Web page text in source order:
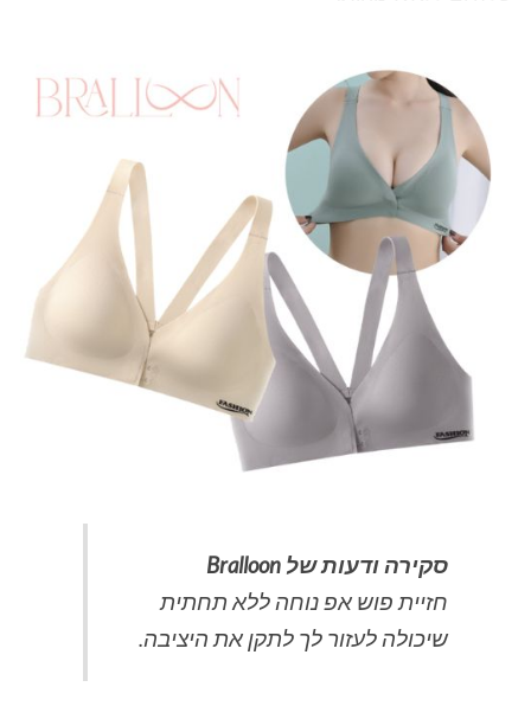
סקירה ודעות של Bralloon
חזיית פוש אפ נוחה ללא תחתית
שיכולה לעזור לך לתקן את היציבה.